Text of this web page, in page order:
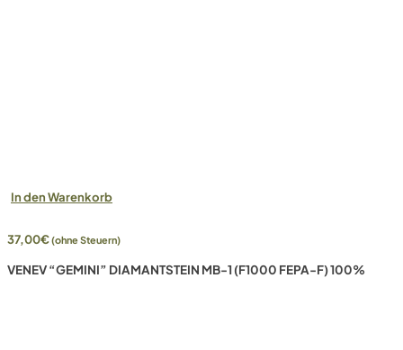
In den Warenkorb
37,00€(ohne Steuern)
VENEV “GEMINI” DIAMANTSTEIN MB-1 (F1000 FEPA-F) 100%